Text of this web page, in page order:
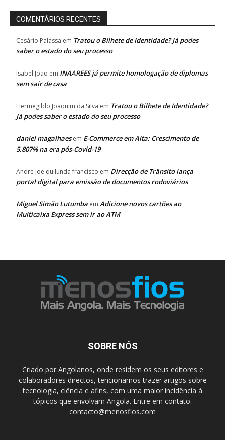
COMENTÁRIOS RECENTES
Cesário Palassa em Tratou o Bilhete de Identidade? Já podes
saber o estado do seu processo
Isabel João em INAAREES já permite homologação de diplomas
sem sair de casa
Hermegildo Joaquim da Silva em Tratou o Bilhete de Identidade?
Já podes saber o estado do seu processo
daniel magalhaesem E-Commerce em Alta: Crescimento de
5.807% na era pós-Covid-19
Andre joe quilunda francisco em Direcção de Trânsito lança
portal digital para emissão de documentos rodoviários
Miguel Simão Lutumba em Adicione novos cartões ao
Multicaixa Express sem ir ao ATM
SOBRE NÓS
Criado por Angolanos, onde residem os seus editores e
colaboradores directos, tencionamos trazer artigos sobre
tecnologia, ciência e afins, com uma maior incidência à
tópicos que envolvam Angola. Entre em contato:
contacto@menosfios.com